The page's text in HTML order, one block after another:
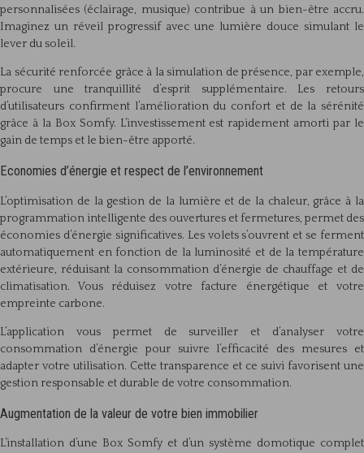
personnalisées (éclairage, musique) contribue à un bien-être accru.
Imaginez un réveil progressif avec une lumière douce simulant le
lever du soleil.
La sécurité renforcée grâce à la simulation de présence, par exemple,
procure une tranquillité d’esprit supplémentaire. Les retours
d’utilisateurs confirment l’amélioration du confort et de la sérénité
grâce à la Box Somfy. L’investissement est rapidement amorti par le
gain de temps et le bien-être apporté.
Economies d’énergie et respect de l’environnement
L’optimisation de la gestion de la lumière et de la chaleur, grâce à la
programmation intelligente des ouvertures et fermetures, permet des
économies d’énergie significatives. Les volets s’ouvrent et se ferment
automatiquement en fonction de la luminosité et de la température
extérieure, réduisant la consommation d’énergie de chauffage et de
climatisation. Vous réduisez votre facture énergétique et votre
empreinte carbone.
L’application vous permet de surveiller et d’analyser votre
consommation d’énergie pour suivre l’efficacité des mesures et
adapter votre utilisation. Cette transparence et ce suivi favorisent une
gestion responsable et durable de votre consommation.
Augmentation de la valeur de votre bien immobilier
L’installation d’une Box Somfy et d’un système domotique complet